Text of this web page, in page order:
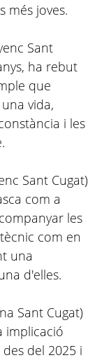
més joves.
Sant
ha rebut
que
vida,
i les
Sant Cugat)
com a
les
com en
una
d'elles.
Sant Cugat)
implicació
del 2025 i